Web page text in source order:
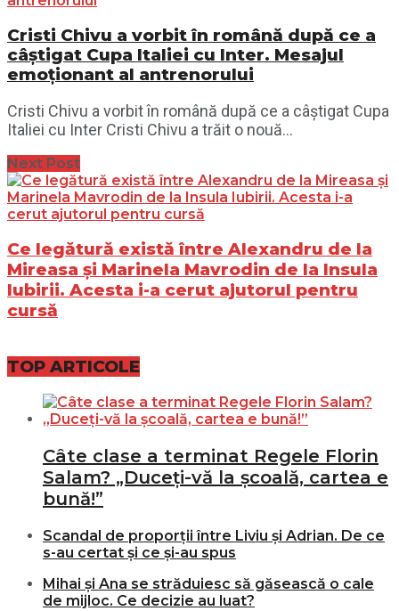
Cristi Chivu a vorbit în română după ce a
câștigat Cupa Italiei cu Inter. Mesajul
emoționant al antrenorului
Cristi Chivu a vorbit în română după ce a câștigat Cupa
Italiei cu Inter Cristi Chivu a trăit o nouă...
Next Post
Ce legătură există între Alexandru de la
Mireasa și Marinela Mavrodin de la Insula
Iubirii. Acesta i-a cerut ajutorul pentru
cursă
TOP ARTICOLE
Câte clase a terminat Regele Florin
Salam? „Duceți-vă la școală, cartea e
bună!”
Scandal de proporții între Liviu și Adrian. De ce
s-au certat și ce și-au spus
Mihai și Ana se străduiesc să găsească o cale
de mijloc. Ce decizie au luat?